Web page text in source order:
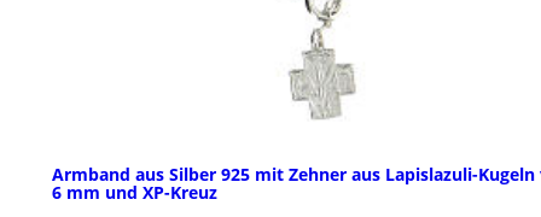
Armband aus Silber 925 mit Zehner aus Lapislazuli-Kugeln
6 mm und XP-Kreuz